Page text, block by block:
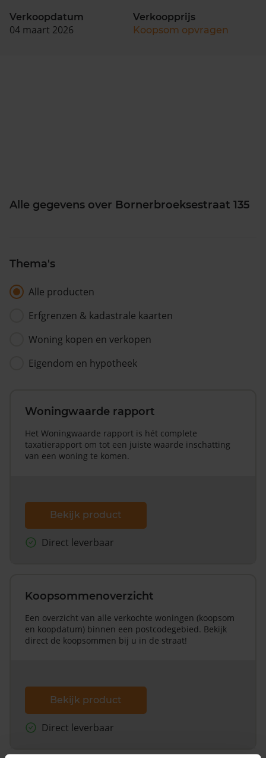
Verkoopdatum
04 maart 2026
Verkoopprijs
Koopsom opvragen
Alle gegevens over Bornerbroeksestraat 135
Thema's
Alle producten
Erfgrenzen & kadastrale kaarten
Woning kopen en verkopen
Eigendom en hypotheek
Woningwaarde rapport
Het Woningwaarde rapport is hét complete
taxatierapport om tot een juiste waarde inschatting
van een woning te komen.
Bekijk product
Direct leverbaar
Koopsommenoverzicht
Een overzicht van alle verkochte woningen (koopsom
en koopdatum) binnen een postcodegebied. Bekijk
direct de koopsommen bij u in de straat!
Bekijk product
Direct leverbaar